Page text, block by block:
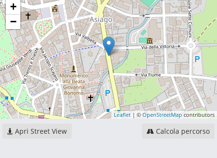
+
−
Leaflet | © OpenStreetMap contributors
Apri Street View Calcola percorso